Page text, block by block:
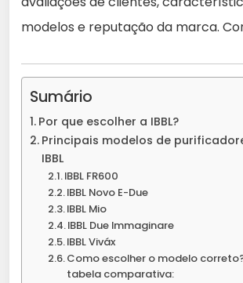
modelos e reputação da marca.
Sumário
Por que escolher a IBBL?
Principais modelos de
IBBL
IBBL FR600
IBBL Novo E-Due
IBBL Mio
IBBL Due Immaginare
IBBL Viváx
Como escolher o modelo
tabela comparativa: